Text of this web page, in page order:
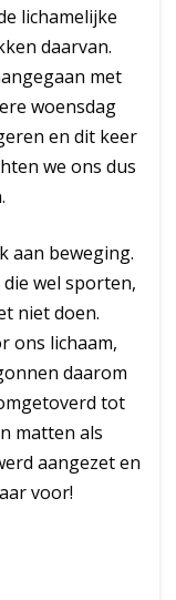
lichamelijke
daarvan.
met
woensdag
en dit keer
we ons dus
aan beweging.
wel sporten,
niet doen.
ons lichaam,
daarom
tot
matten als
aangezet en
voor!